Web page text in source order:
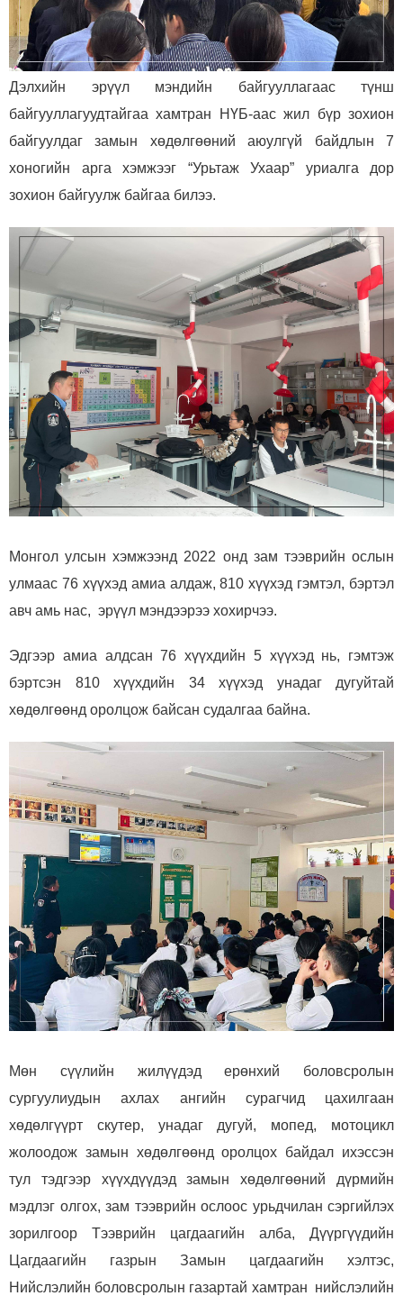
Дэлхийн эрүүл мэндийн байгууллагаас түнш
байгууллагуудтайгаа хамтран НҮБ-аас жил бүр зохион
байгуулдаг замын хөдөлгөөний аюулгүй байдлын 7
хоногийн арга хэмжээг “Урьтаж Ухаар” уриалга дор
зохион байгуулж байгаа билээ.
Монгол улсын хэмжээнд 2022 онд зам тээврийн ослын
улмаас 76 хүүхэд амиа алдаж, 810 хүүхэд гэмтэл, бэртэл
авч амь нас, эрүүл мэндээрээ хохирчээ.
Эдгээр амиа алдсан 76 хүүхдийн 5 хүүхэд нь, гэмтэж
бэртсэн 810 хүүхдийн 34 хүүхэд унадаг дугуйтай
хөдөлгөөнд оролцож байсан судалгаа байна.
Мөн сүүлийн жилүүдэд ерөнхий боловсролын
сургуулиудын ахлах ангийн сурагчид цахилгаан
хөдөлгүүрт скутер, унадаг дугуй, мопед, мотоцикл
жолоодож замын хөдөлгөөнд оролцох байдал ихэссэн
тул тэдгээр хүүхдүүдэд замын хөдөлгөөний дүрмийн
мэдлэг олгох, зам тээврийн ослоос урьдчилан сэргийлэх
зорилгоор Тээврийн цагдаагийн алба, Дүүргүүдийн
Цагдаагийн газрын Замын цагдаагийн хэлтэс,
Нийслэлийн боловсролын газартай хамтран нийслэлийн